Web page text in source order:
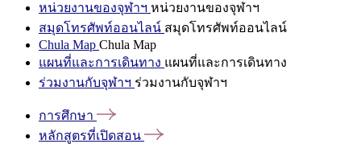
หน่วยงานของจุฬาฯ หน่วยงานของจุฬาฯ
สมุดโทรศัพท์ออนไลน์ สมุดโทรศัพท์ออนไลน์
Chula Map Chula Map
แผนที่และการเดินทาง แผนที่และการเดินทาง
ร่วมงานกับจุฬาฯ ร่วมงานกับจุฬาฯ
การศึกษา
หลักสูตรที่เปิดสอน